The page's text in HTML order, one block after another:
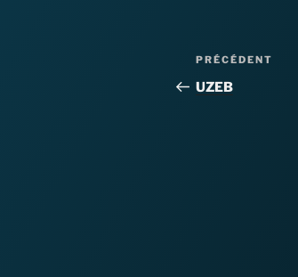
Navigation
de
Article
précédent
PRÉCÉDENT
UZEB